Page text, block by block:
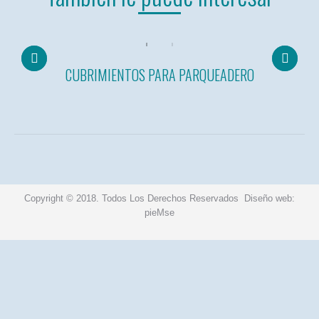
CUBRIMIENTOS PARA PARQUEADERO
Copyright © 2018. Todos Los Derechos Reservados Diseño web:
pieMse